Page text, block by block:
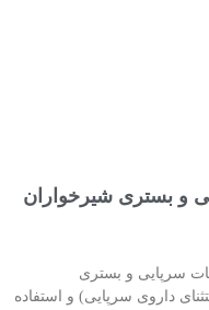
و بستری شیرخواران
سرپایی و بستری
داروی سرپایی) و استفاده